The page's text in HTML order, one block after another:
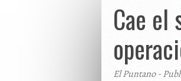
Cae el
El Puntano -